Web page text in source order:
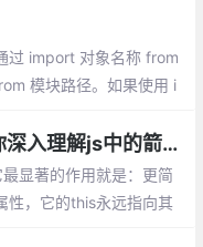
过 import 对象名称 from
模块路径。如果使用 i
es6 箭头函数的使用总结，带你深入理解js中的箭头函数
显著的作用就是：更简
性，它的this永远指向其